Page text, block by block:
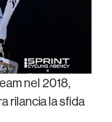
nel 2018,
rilancia la sfida